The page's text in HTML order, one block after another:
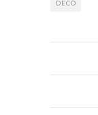
DECO